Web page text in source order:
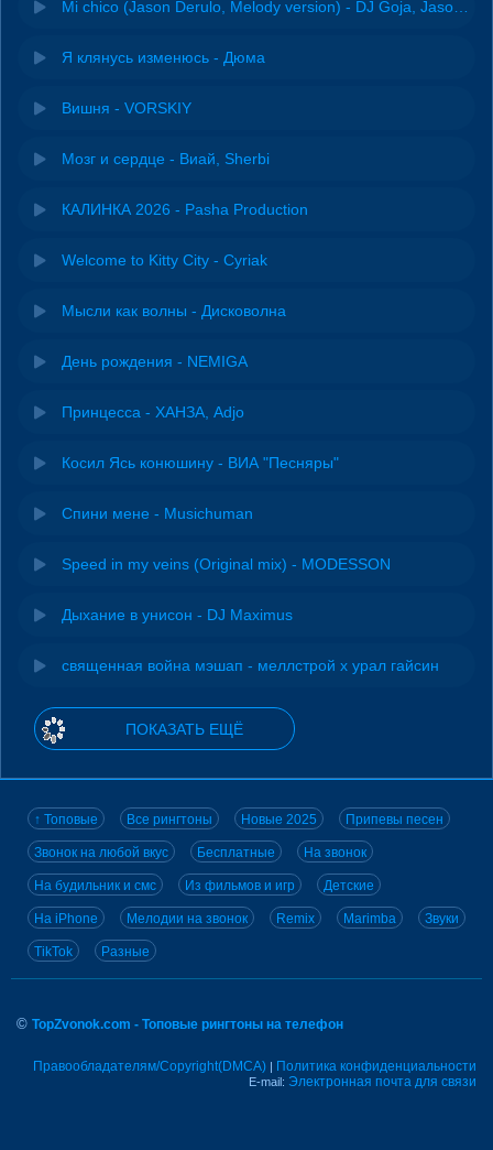
Я клянусь изменюсь - Дюма
Вишня - VORSKIY
Мозг и сердце - Виай, Sherbi
КАЛИНКА 2026 - Pasha Production
Welcome to Kitty City - Cyriak
Мысли как волны - Дисковолна
День рождения - NEMIGA
Принцесса - ХАНЗА, Adjo
Косил Ясь конюшину - ВИА "Песняры"
Спини мене - Musichuman
Speed in my veins (Original mix) - MODESSON
Дыхание в унисон - DJ Maximus
священная война мэшап - меллстрой х урал гайсин
ПОКАЗАТЬ ЕЩЁ
↑ Топовые Все рингтоны Новые 2025 Припевы песен
Звонок на любой вкус Бесплатные На звонок
На будильник и смс Из фильмов и игр Детские
На iPhone Мелодии на звонок Remix Marimba Звуки
TikTok Разные
© TopZvonok.com - Топовые рингтоны на телефон
Правообладателям/Copyright(DMCA) | Политика конфиденциальности
E-mail: Электронная почта для связи